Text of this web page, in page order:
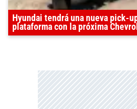
Hyundai tendrá una nueva pick-
plataforma con la próxima